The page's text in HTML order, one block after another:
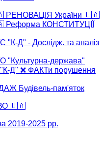
РЕНОВАЦІЯ України 🇺🇦
КОНСТИТУЦІЇ
Д" - Дослідж. та аналіз
"Культурна-держава"
Д" ❌ ФАКТи порушення
Будівель-пам'яток
🇺🇦
2019-2025 рр.